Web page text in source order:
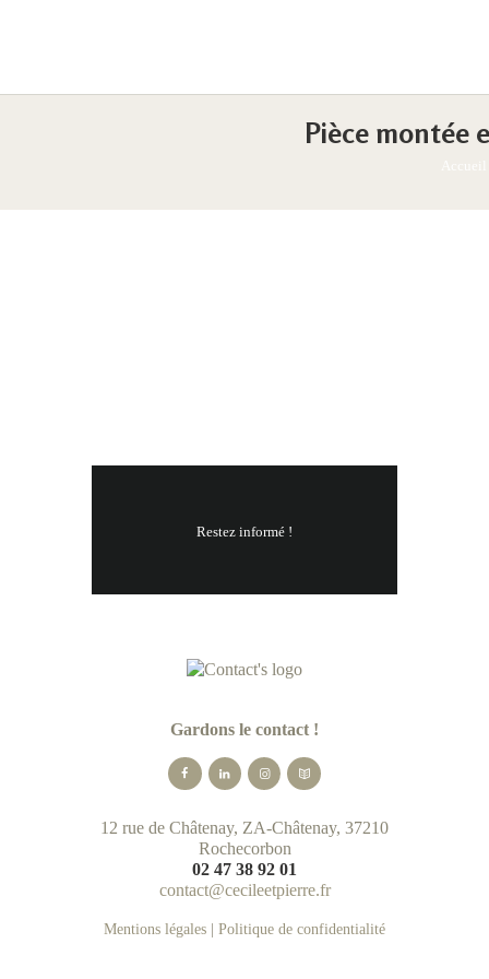
Pièce montée
Restez informé !
Gardons le contact !
12 rue de Châtenay, ZA-Châtenay, 37210
Rochecorbon
02 47 38 92 01
contact@cecileetpierre.fr
Mentions légales | Politique de confidentialité